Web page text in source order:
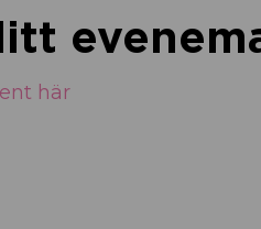
här